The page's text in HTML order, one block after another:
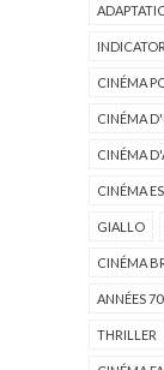
INDICATOR
CINÉMA
CINÉMA
CINÉMA
CINÉMA
GIALLO
CINÉMA
ANNÉES 70
THRILLER